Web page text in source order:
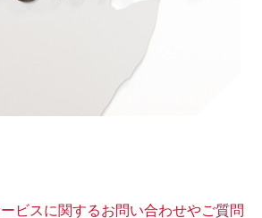
ビスに関するお問い合わせやご質問